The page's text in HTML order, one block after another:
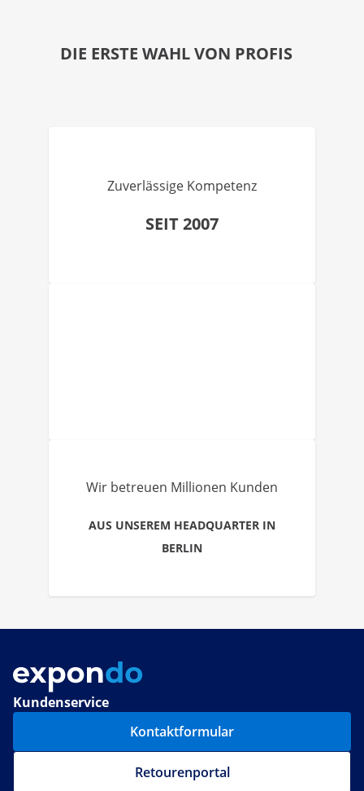
DIE ERSTE WAHL VON PROFIS
Zuverlässige Kompetenz
SEIT 2007
Wir betreuen Millionen Kunden
AUS UNSEREM HEADQUARTER IN
BERLIN
Kundenservice
Kontaktformular
Retourenportal